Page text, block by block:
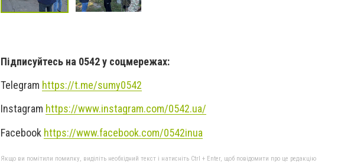
Підписуйтесь на 0542 у соцмережах:
Telegram https://t.me/sumy0542
Instagram https://www.instagram.com/0542.ua/
Facebook https://www.facebook.com/0542inua
Якщо ви помітили помилку, виділіть необхідний текст і натисніть Ctrl + Enter, щоб повідомити про це редакцію